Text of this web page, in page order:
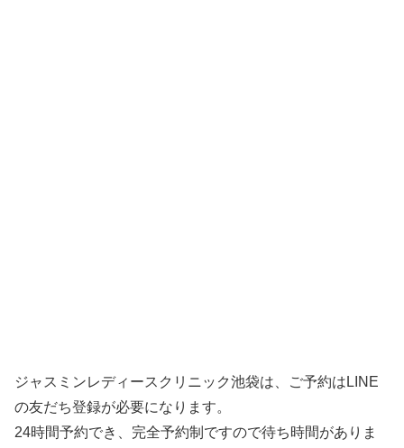
ジャスミンレディースクリニック池袋は、ご予約はLINE
の友だち登録が必要になります。
24時間予約でき、完全予約制ですので待ち時間がありま